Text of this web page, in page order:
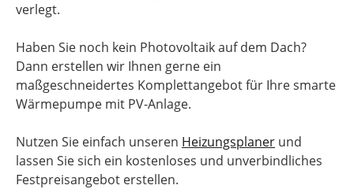
verlegt.
Haben Sie noch kein Photovoltaik auf dem Dach?
Dann erstellen wir Ihnen gerne ein
maßgeschneidertes Komplettangebot für Ihre smarte
Wärmepumpe mit PV-Anlage.
Nutzen Sie einfach unseren Heizungsplaner und
lassen Sie sich ein kostenloses und unverbindliches
Festpreisangebot erstellen.